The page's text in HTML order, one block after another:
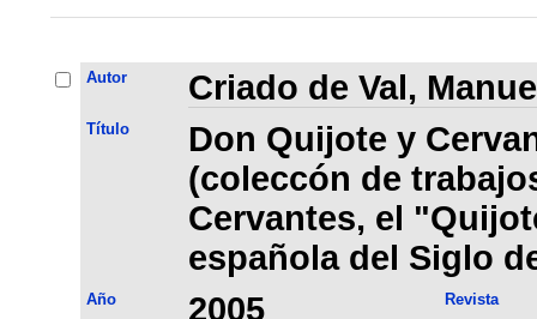
Autor Criado de Val,
Título
Don Quijote y
(coleccón de
Cervantes, el
española del Siglo
Año 2005 Revista